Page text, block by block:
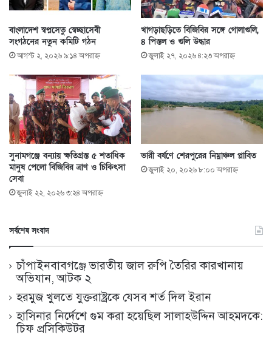
বাংলাদেশ স্বপ্নসেতু স্বেচ্ছাসেবী
সংগঠনের নতুন কমিটি গঠন
আগস্ট ২, ২০২৬ ৯:১৪ অপরাহ্ণ
খাগড়াছড়িতে বিজিবির সঙ্গে গোলাগুলি,
৪ পিস্তল ও গুলি উদ্ধার
জুলাই ২৭, ২০২৬ ৪:২৩ অপরাহ্ণ
সুনামগঞ্জে বন্যায় ক্ষতিগ্রস্ত ৫ শতাধিক
মানুষ পেলো বিজিবির ত্রাণ ও চিকিৎসা
সেবা
জুলাই ২২, ২০২৬ ৩:২৪ অপরাহ্ণ
ভারী বর্ষণে শেরপুরের নিম্নাঞ্চল প্লাবিত
জুলাই ২০, ২০২৬ ৮:০০ অপরাহ্ণ
সর্বশেষ সংবাদ
চাঁপাইনবাবগঞ্জে ভারতীয় জাল রুপি তৈরির কারখানায়
অভিযান, আটক ২
হরমুজ খুলতে যুক্তরাষ্ট্রকে যেসব শর্ত দিল ইরান
হাসিনার নির্দেশে গুম করা হয়েছিল সালাহউদ্দিন আহমদকে:
চিফ প্রসিকিউটর